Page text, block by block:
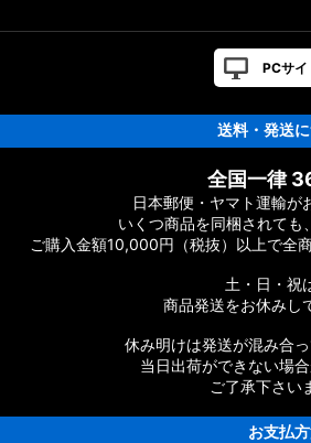
ト
PCサイ
送料・発送に
全国一律
日本郵便・ヤマト運輸が
いくつ商品を同梱されても
ご購入金額10,000円（税抜）以上で全
土・日・祝
商品発送をお休みし
休み明けは発送が混み合っ
当日出荷ができない場合
ご了承下さい
お支払